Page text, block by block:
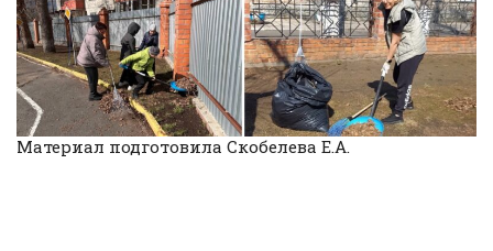
Материал подготовила Скобелева Е.А.